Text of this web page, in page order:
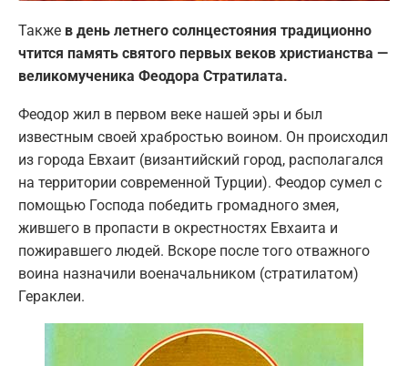
Также в день летнего солнцестояния традиционно
чтится память святого первых веков христианства —
великомученика Феодора Стратилата.
Феодор жил в первом веке нашей эры и был
известным своей храбростью воином. Он происходил
из города Евхаит (византийский город, располагался
на территории современной Турции). Феодор сумел с
помощью Господа победить громадного змея,
жившего в пропасти в окрестностях Евхаита и
пожиравшего людей. Вскоре после того отважного
воина назначили военачальником (стратилатом)
Гераклеи.